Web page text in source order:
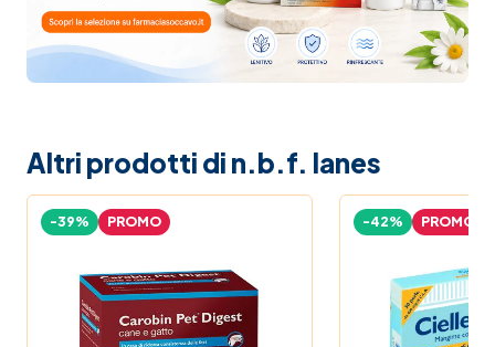
Altri prodotti di n.b.f. lanes
-39% PROMO -42% PROMO